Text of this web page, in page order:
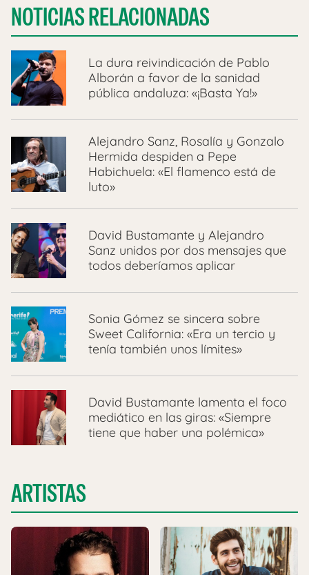
NOTICIAS RELACIONADAS
La dura reivindicación de Pablo
Alborán a favor de la sanidad
pública andaluza: «¡Basta Ya!»
Alejandro Sanz, Rosalía y Gonzalo
Hermida despiden a Pepe
Habichuela: «El flamenco está de
luto»
David Bustamante y Alejandro
Sanz unidos por dos mensajes que
todos deberíamos aplicar
Sonia Gómez se sincera sobre
Sweet California: «Era un tercio y
tenía también unos límites»
David Bustamante lamenta el foco
mediático en las giras: «Siempre
tiene que haber una polémica»
ARTISTAS